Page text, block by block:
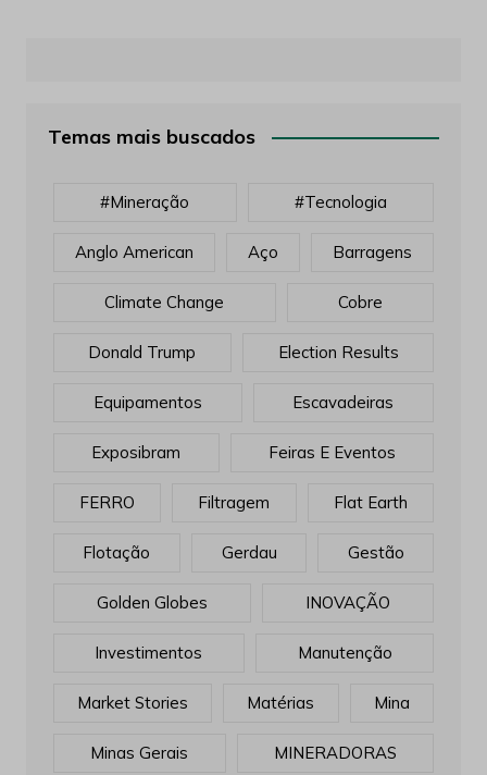
Temas mais buscados
#mineração #tecnologia
Anglo American Aço Barragens
Climate Change Cobre
Donald Trump Election Results
Equipamentos Escavadeiras
Exposibram Feiras E Eventos
FERRO Filtragem Flat Earth
Flotação Gerdau Gestão
Golden Globes INOVAÇÃO
Investimentos Manutenção
Market Stories Matérias Mina
Minas Gerais MINERADORAS